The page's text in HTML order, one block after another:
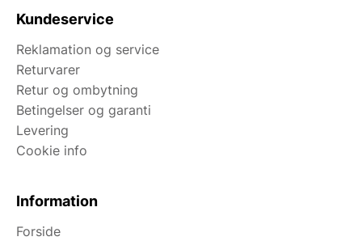
Kundeservice
Reklamation og service
Returvarer
Retur og ombytning
Betingelser og garanti
Levering
Cookie info
Information
Forside